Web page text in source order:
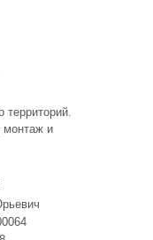
территорий.
монтаж и